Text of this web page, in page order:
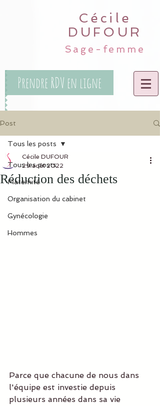
Cécile
DUFOUR
Sage-femme
Prendre RDV en ligne
Post
Tous les posts
Maternité
Organisation du cabinet
Gynécologie
Hommes
Tous les posts
Réduction des déchets
Cécile DUFOUR
29 août 2022
Parce que chacune de nous dans
l'équipe est investie depuis
plusieurs années dans sa vie